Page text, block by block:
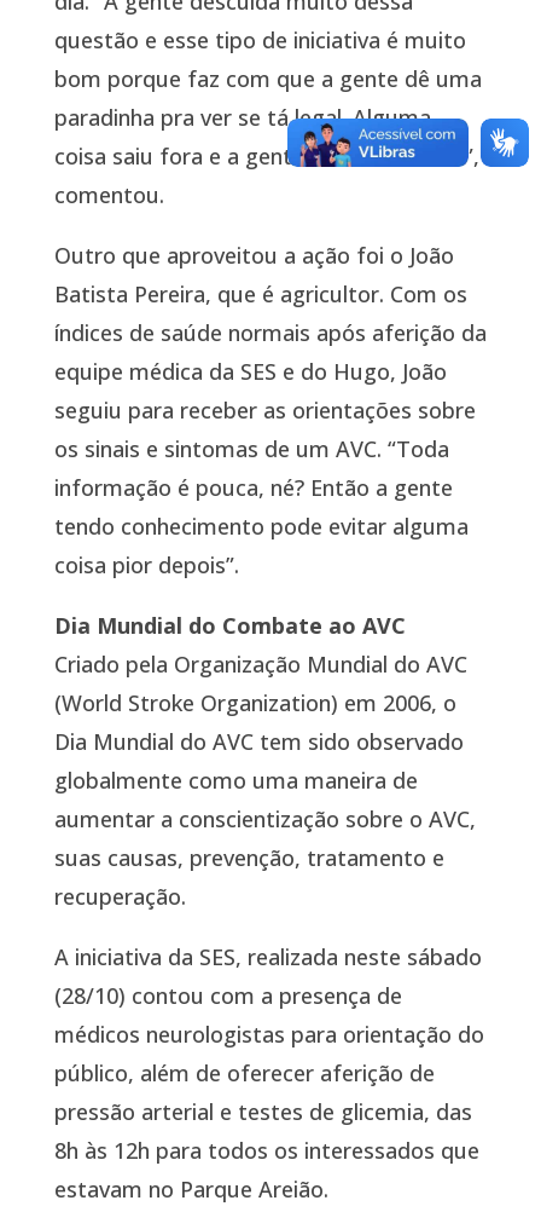
questão e esse tipo de iniciativa é muito
bom porque faz com que a gente dê uma
paradinha pra ver se tá legal. Alguma
coisa saiu fora e a gente vai correr atrás”,
comentou.
Outro que aproveitou a ação foi o João
Batista Pereira, que é agricultor. Com os
índices de saúde normais após aferição da
equipe médica da SES e do Hugo, João
seguiu para receber as orientações sobre
os sinais e sintomas de um AVC. “Toda
informação é pouca, né? Então a gente
tendo conhecimento pode evitar alguma
coisa pior depois”.
Dia Mundial do Combate ao AVC
Criado pela Organização Mundial do AVC
(World Stroke Organization) em 2006, o
Dia Mundial do AVC tem sido observado
globalmente como uma maneira de
aumentar a conscientização sobre o AVC,
suas causas, prevenção, tratamento e
recuperação.
A iniciativa da SES, realizada neste sábado
(28/10) contou com a presença de
médicos neurologistas para orientação do
público, além de oferecer aferição de
pressão arterial e testes de glicemia, das
8h às 12h para todos os interessados que
estavam no Parque Areião.